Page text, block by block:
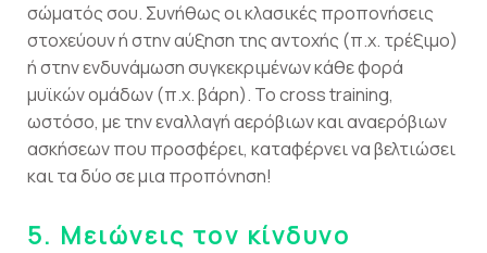
σώματός σου. Συνήθως οι κλασικές προπονήσεις
στοχεύουν ή στην αύξηση της αντοχής (π.χ. τρέξιμο)
ή στην ενδυνάμωση συγκεκριμένων κάθε φορά
μυϊκών ομάδων (π.χ. βάρη). Το cross training,
ωστόσο, με την εναλλαγή αερόβιων και αναερόβιων
ασκήσεων που προσφέρει, καταφέρνει να βελτιώσει
και τα δύο σε μια προπόνηση!
5. Μειώνεις τον κίνδυνο